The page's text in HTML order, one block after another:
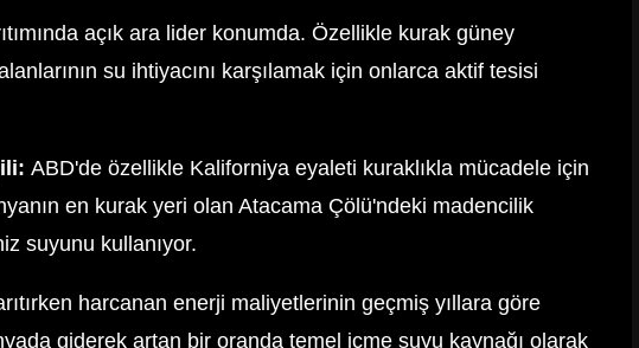
açık ara lider konumda. Özellikle kurak güney
su ihtiyacını karşılamak için onlarca aktif tesisi
ABD'de özellikle Kaliforniya eyaleti kuraklıkla mücadele için
en kurak yeri olan Atacama Çölü'ndeki madencilik
suyunu kullanıyor.
harcanan enerji maliyetlerinin geçmiş yıllara göre
giderek artan bir oranda temel içme suyu kaynağı olarak